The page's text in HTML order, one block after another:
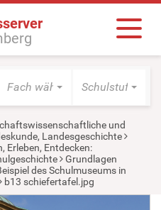
Fach wählen Schulstufe
und
Landesgeschichte
Erleben, Entdecken:
Grundlagen
des Schulmuseums in
b13 schiefertafel.jpg